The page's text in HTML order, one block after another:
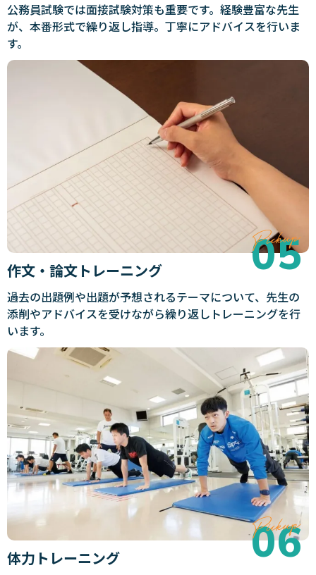
公務員試験では面接試験対策も重要です。経験豊富な先生
が、本番形式で繰り返し指導。丁寧にアドバイスを行いま
す。
作文・論文トレーニング
過去の出題例や出題が予想されるテーマについて、先生の
添削やアドバイスを受けながら繰り返しトレーニングを行
います。
体力トレーニング